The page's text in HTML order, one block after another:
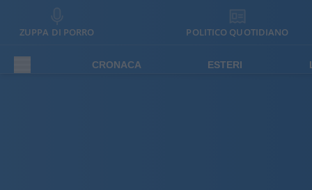
ZUPPA DI PORRO POLITICO QUOTIDIANO
CRONACA ESTERI